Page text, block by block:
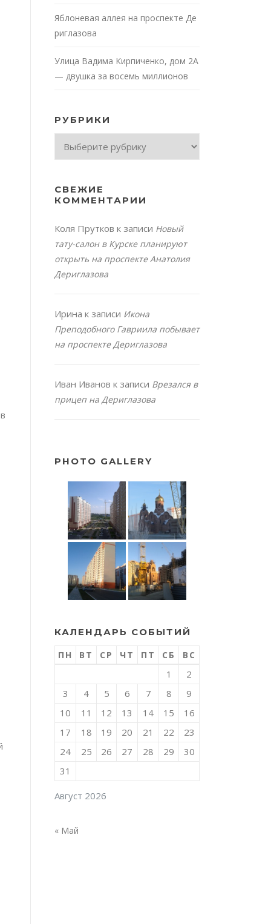
Яблоневая аллея на проспекте Де
риглазова
Улица Вадима Кирпиченко, дом 2А
— двушка за восемь миллионов
РУБРИКИ
СВЕЖИЕ
КОММЕНТАРИИ
Коля Прутков к записи Новый
тату-салон в Курске планируют
открыть на проспекте Анатолия
Дериглазова
Ирина к записи Икона
Преподобного Гавриила побывает
на проспекте Дериглазова
Иван Иванов к записи Врезался в
прицеп на Дериглазова
PHOTO GALLERY
КАЛЕНДАРЬ СОБЫТИЙ
Август 2026
ПН ВТ СР ЧТ ПТ СБ ВС
1
2
3
4 5 6 7 8
9
10
11 12 13 14 15
16
17
18 19 20 21 22
23
24
25 26 27 28 29
30
31
« Май